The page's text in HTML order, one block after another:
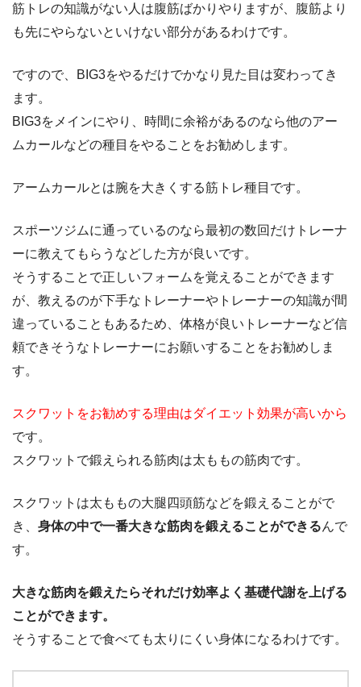
筋トレの知識がない人は腹筋ばかりやりますが、腹筋より
も先にやらないといけない部分があるわけです。
ですので、BIG3をやるだけでかなり見た目は変わってき
ます。
BIG3をメインにやり、時間に余裕があるのなら他のアー
ムカールなどの種目をやることをお勧めします。
アームカールとは腕を大きくする筋トレ種目です。
スポーツジムに通っているのなら最初の数回だけトレーナ
ーに教えてもらうなどした方が良いです。
そうすることで正しいフォームを覚えることができます
が、教えるのが下手なトレーナーやトレーナーの知識が間
違っていることもあるため、体格が良いトレーナーなど信
頼できそうなトレーナーにお願いすることをお勧めしま
す。
スクワットをお勧めする理由はダイエット効果が高いから
です。
スクワットで鍛えられる筋肉は太ももの筋肉です。
スクワットは太ももの大腿四頭筋などを鍛えることがで
き、 身体の中で一番大きな筋肉を鍛えることができるんで
す。
大きな筋肉を鍛えたらそれだけ効率よく基礎代謝を上げる
ことができます。
そうすることで食べても太りにくい身体になるわけです。